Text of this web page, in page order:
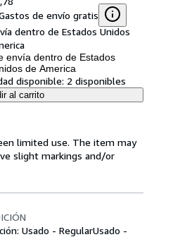
de envío gratis
dentro de Estados Unidos
envía dentro de Estados
de America
disponible: 2 disponibles
al carrito
limited use. The item may
slight markings and/or
Usado - RegularUsado -